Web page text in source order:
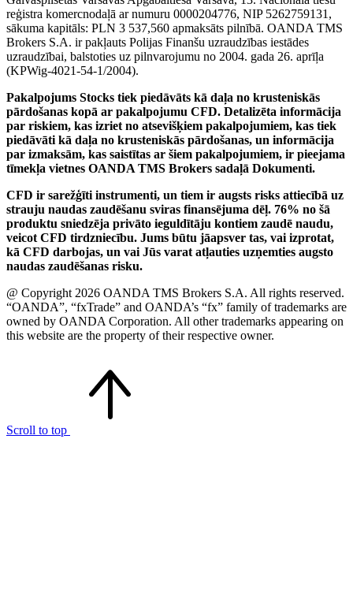
reģistra komercnodaļā ar numuru 0000204776, NIP 5262759131,
sākuma kapitāls: PLN 3 537,560 apmaksāts pilnībā. OANDA TMS
Brokers S.A. ir pakļauts Polijas Finanšu uzraudzības iestādes
uzraudzībai, balstoties uz pilnvarojumu no 2004. gada 26. aprīļa
(KPWig-4021-54-1/2004).
Pakalpojums Stocks tiek piedāvāts kā daļa no krusteniskās
pārdošanas kopā ar pakalpojumu CFD. Detalizēta informācija
par riskiem, kas izriet no atsevišķiem pakalpojumiem, kas tiek
piedāvāti kā daļa no krusteniskās pārdošanas, un informācija
par izmaksām, kas saistītas ar šiem pakalpojumiem, ir pieejama
tīmekļa vietnes OANDA TMS Brokers sadaļā Dokumenti.
CFD ir sarežģīti instrumenti, un tiem ir augsts risks attiecībā uz
strauju naudas zaudēšanu sviras finansējuma dēļ. 76% no šā
produktu sniedzēja privāto ieguldītāju kontiem zaudē naudu,
veicot CFD tirdzniecību. Jums būtu jāapsver tas, vai izprotat,
kā CFD darbojas, un vai Jūs varat atļauties uzņemties augsto
naudas zaudēšanas risku.
@ Copyright 2026 OANDA TMS Brokers S.A. All rights reserved.
“OANDA”, “fxTrade” and OANDA’s “fx” family of trademarks are
owned by OANDA Corporation. All other trademarks appearing on
this website are the property of their respective owner.
Scroll to top